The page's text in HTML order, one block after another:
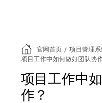
官网首页 / 项目管理
项目工作中如何做好团队协
项目工作中
作？